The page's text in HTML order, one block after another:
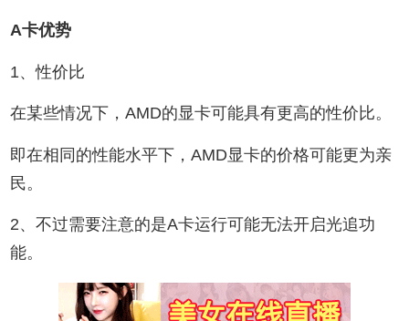
A卡优势
1、性价比
在某些情况下，AMD的显卡可能具有更高的性价比。
即在相同的性能水平下，AMD显卡的价格可能更为亲
民。
2、不过需要注意的是A卡运行可能无法开启光追功
能。